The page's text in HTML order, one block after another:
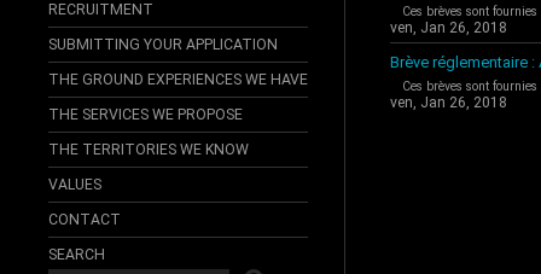
RECRUITMENT
SUBMITTING YOUR APPLICATION
THE GROUND EXPERIENCES WE HAVE
THE SERVICES WE PROPOSE
THE TERRITORIES WE KNOW
VALUES
CONTACT
SEARCH
Ces brèves sont
ven, Jan 26, 2018
Brève réglementaire :
Ces brèves sont
ven, Jan 26, 2018